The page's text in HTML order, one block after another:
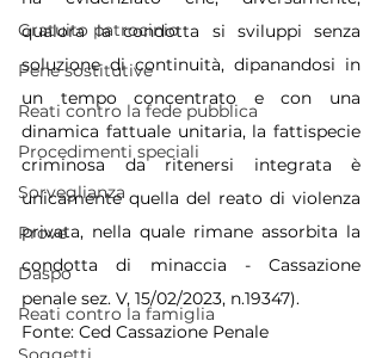
Gratuito patrocinio
Pene sostitutive
Reati contro la fede pubblica
Procedimenti speciali
Sorveglianza
Prove
Daspo
Reati contro la famiglia
qualora la condotta si sviluppi senza
soluzione di continuità, dipanandosi in
un tempo concentrato e con una
dinamica fattuale unitaria, la fattispecie
criminosa da ritenersi integrata è
unicamente quella del reato di violenza
privata, nella quale rimane assorbita la
condotta di minaccia - Cassazione
penale sez. V, 15/02/2023, n.19347).
Fonte: Ced Cassazione Penale